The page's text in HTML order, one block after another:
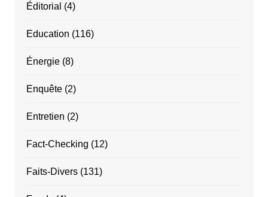
Éditorial (4)
Education (116)
Énergie(8)
Enquête(2)
Entretien (2)
Fact-Checking (12)
Faits-Divers(131)